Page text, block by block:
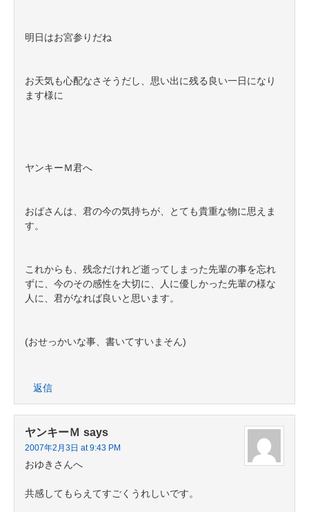
明日はお宮参りだね
お天気も心配なさそうだし、思い出に残る良い一日になり
ます様に
ヤンキーＭ君へ
おばさんは、君の今の気持ちが、とても貴重な物に思えま
す。
これからも、残念だけれど逝ってしまった先輩の事を忘れ
ずに、今のその感性を大切に、人に優しかった先輩の様な
人に、君がなれば良いと思います。
(おせっかいな事、書いてすいまそん)
返信
ヤンキーＭ says
2007年2月3日 at 9:43 PM
おゆきさんへ
共感してもらえてすごくうれしいです。